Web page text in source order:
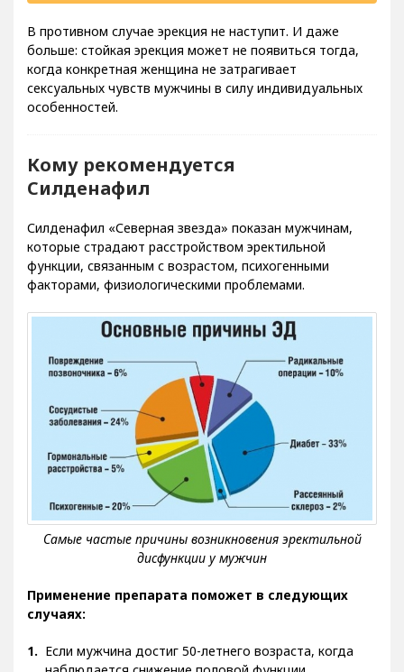
В противном случае эрекция не наступит. И даже
больше: стойкая эрекция может не появиться тогда,
когда конкретная женщина не затрагивает
сексуальных чувств мужчины в силу индивидуальных
Кому рекомендуется
Силденафил
Силденафил «Северная звезда» показан мужчинам,
которые страдают расстройством эректильной
функции, связанным с возрастом, психогенными
факторами, физиологическими проблемами.
Применение препарата поможет в следующих
случаях:
Если мужчина достиг 50-летнего возраста, когда